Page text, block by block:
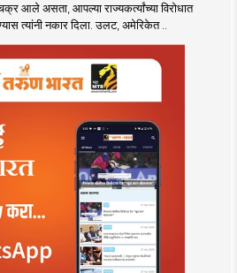
आले असता, आपल्या राज्यकर्त्यांच्या विरोधात
त्यांनी नकार दिला. उलट, अमेरिकेत ..